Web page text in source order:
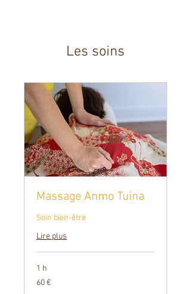
Les soins
Massage Anmo Tuina
Soin bien-être
Lire plus
1 h
60
euros
60 €